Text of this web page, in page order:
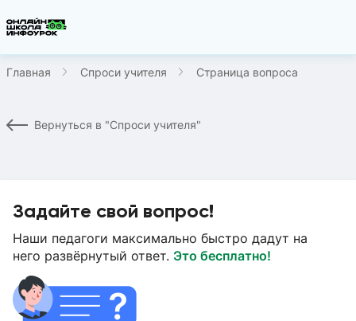
Главная Спроси учителя Страница вопроса
Вернуться в "Спроси учителя"
Задайте свой вопрос!
Наши педагоги максимально быстро дадут на
него развёрнутый ответ. Это бесплатно!